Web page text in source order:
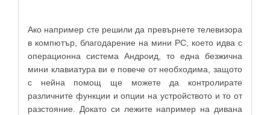
Ако например сте решили да превърнете телевизора
в компютър, благодарение на мини PC, което идва с
операционна система Андроид, то една безжична
мини клавиатура ви е повече от необходима, защото
с нейна помощ ще можете да контролирате
различните функции и опции на устройството и то от
разстояние. Докато си лежите например на дивана